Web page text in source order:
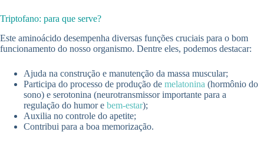
Triptofano: para que serve?
Este aminoácido desempenha diversas funções cruciais para o bom
funcionamento do nosso organismo. Dentre eles, podemos destacar:
Ajuda na construção e manutenção da massa muscular;
Participa do processo de produção de melatonina (hormônio do
sono) e serotonina (neurotransmissor importante para a
regulação do humor e bem-estar);
Auxilia no controle do apetite;
Contribui para a boa memorização.